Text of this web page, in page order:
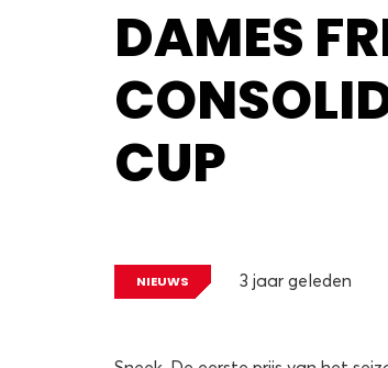
DAMES
CUP
NIEUWS 3 jaar geleden